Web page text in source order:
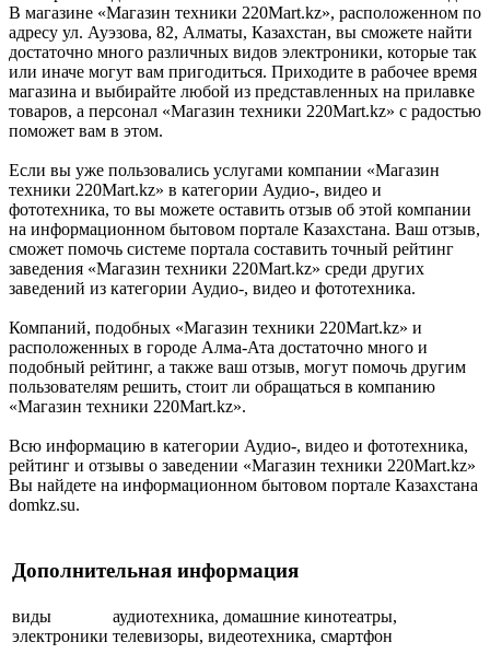
В магазине «Магазин техники 220Mart.kz», расположенном по
адресу ул. Ауэзова, 82, Алматы, Казахстан, вы сможете найти
достаточно много различных видов электроники, которые так
или иначе могут вам пригодиться. Приходите в рабочее время
магазина и выбирайте любой из представленных на прилавке
товаров, а персонал «Магазин техники 220Mart.kz» с радостью
поможет вам в этом.
Если вы уже пользовались услугами компании «Магазин
техники 220Mart.kz» в категории Аудио-, видео и
фототехника, то вы можете оставить отзыв об этой компании
на информационном бытовом портале Казахстана. Ваш отзыв,
сможет помочь системе портала составить точный рейтинг
заведения «Магазин техники 220Mart.kz» среди других
заведений из категории Аудио-, видео и фототехника.
Компаний, подобных «Магазин техники 220Mart.kz» и
расположенных в городе Алма-Ата достаточно много и
подобный рейтинг, а также ваш отзыв, могут помочь другим
пользователям решить, стоит ли обращаться в компанию
«Магазин техники 220Mart.kz».
Всю информацию в категории Аудио-, видео и фототехника,
рейтинг и отзывы о заведении «Магазин техники 220Mart.kz»
Вы найдете на информационном бытовом портале Казахстана
domkz.su.
Дополнительная информация
виды
электроники
аудиотехника, домашние кинотеатры,
телевизоры, видеотехника, смартфон